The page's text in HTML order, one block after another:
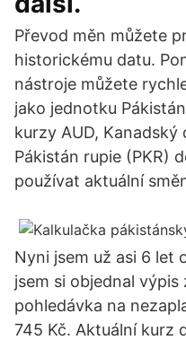
Převod měn můžete
historickému datu.
nástroje můžete
jako jednotku
kurzy AUD,
Pákistán rupie (PKR)
používat aktuální
Nyni jsem už asi 6 let
jsem si objednal výpis
pohledávka na
745 Kč. Aktuální kurz